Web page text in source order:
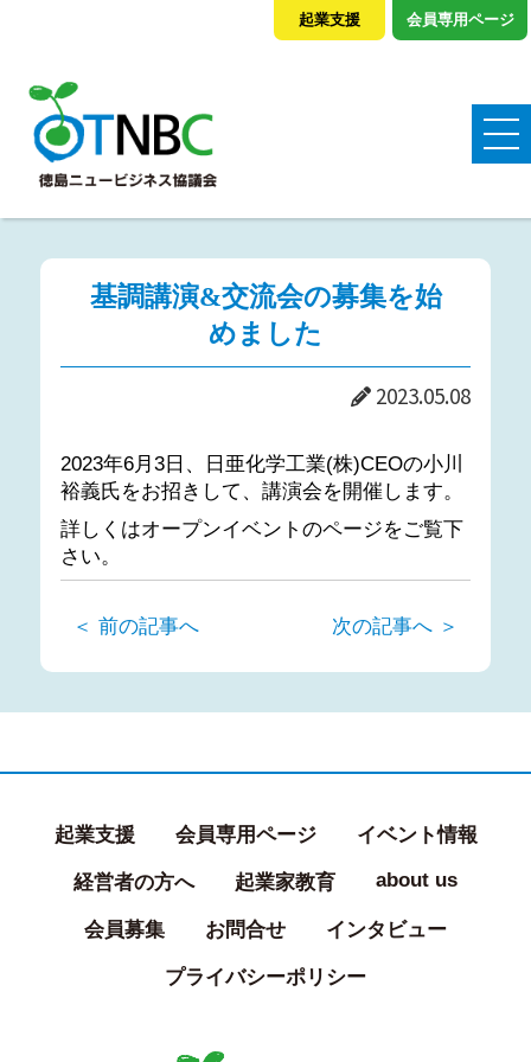
起業支援 会員専用ページ
基調講演&交流会の募集を始
めました
2023.05.08
2023年6月3日、日亜化学工業(株)CEOの小川
裕義氏をお招きして、講演会を開催します。
詳しくはオープンイベントのページをご覧下
さい。
＜ 前の記事へ 次の記事へ ＞
起業支援 会員専用ページ イベント情報
経営者の方へ 起業家教育 about us
会員募集 お問合せ インタビュー
プライバシーポリシー